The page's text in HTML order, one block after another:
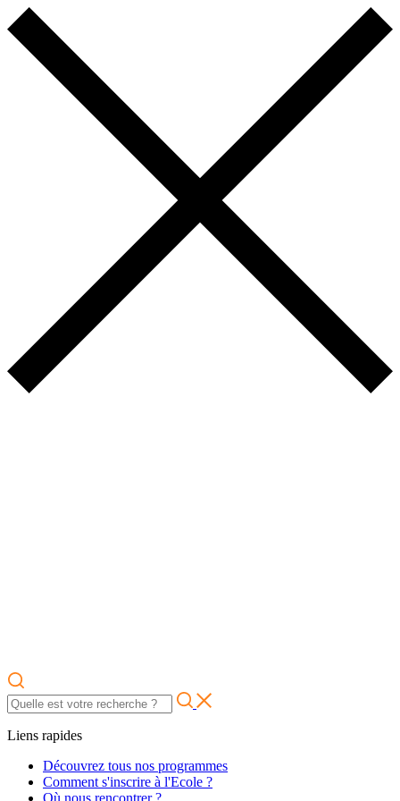
Liens rapides
Découvrez tous nos programmes
Comment s'inscrire à l'Ecole ?
Où nous rencontrer ?